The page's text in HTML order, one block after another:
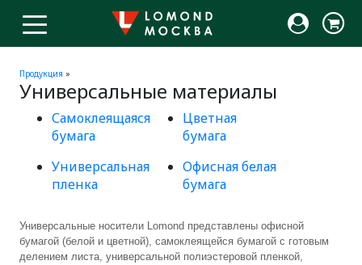
Продукция »
Универсальные материалы
Самоклеящаяся
бумага
Цветная
бумага
Универсальная
пленка
Офисная белая
бумага
Универсальные носители Lomond представлены офисной
бумагой (белой и цветной), самоклеящейся бумагой с готовым
делением листа, универсальной полиэстеровой пленкой,